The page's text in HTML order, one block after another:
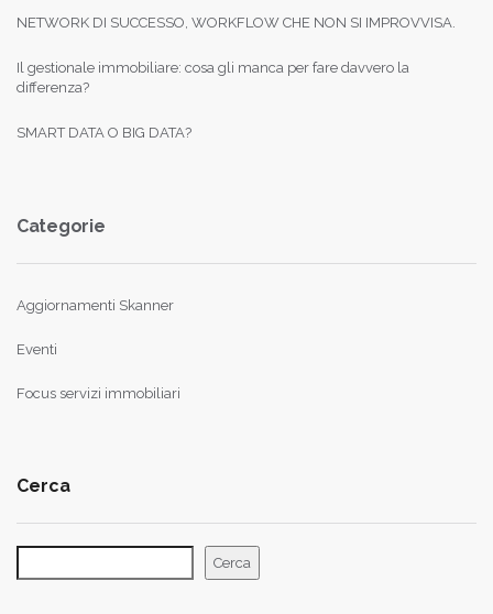
NETWORK DI SUCCESSO, WORKFLOW CHE NON SI IMPROVVISA.
Il gestionale immobiliare: cosa gli manca per fare davvero la
differenza?
SMART DATA O BIG DATA?
Categorie
Aggiornamenti Skanner
Eventi
Focus servizi immobiliari
Cerca
Cerca